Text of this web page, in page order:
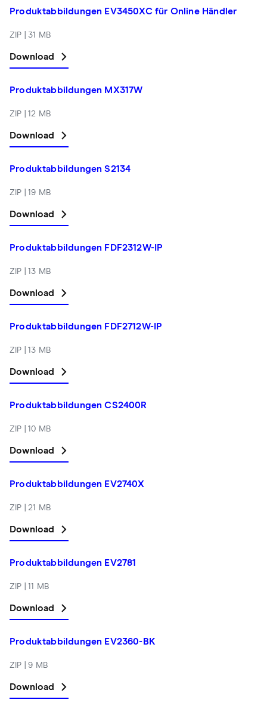
Produktabbildungen EV3450XC für Online Händler
ZIP | 31 MB
Download
Produktabbildungen MX317W
ZIP | 12 MB
Download
Produktabbildungen S2134
ZIP | 19 MB
Download
Produktabbildungen FDF2312W-IP
ZIP | 13 MB
Download
Produktabbildungen FDF2712W-IP
ZIP | 13 MB
Download
Produktabbildungen CS2400R
ZIP | 10 MB
Download
Produktabbildungen EV2740X
ZIP | 21 MB
Download
Produktabbildungen EV2781
ZIP | 11 MB
Download
Produktabbildungen EV2360-BK
ZIP | 9 MB
Download